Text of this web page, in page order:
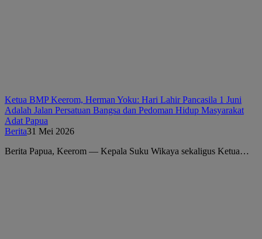
Ketua BMP Keerom, Herman Yoku: Hari Lahir Pancasila 1 Juni
Adalah Jalan Persatuan Bangsa dan Pedoman Hidup Masyarakat
Adat Papua
Berita31 Mei 2026
Berita Papua, Keerom — Kepala Suku Wikaya sekaligus Ketua…